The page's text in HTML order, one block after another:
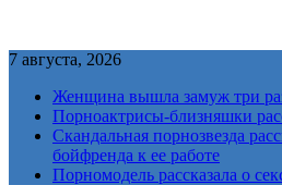
7 августа, 2026
Женщина вышла замуж три
Порноактрисы-близняшки
Скандальная порнозвезда
бойфренда к ее работе
Порномодель рассказала о